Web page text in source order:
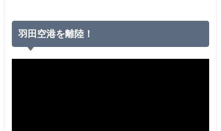
羽田空港を離陸！